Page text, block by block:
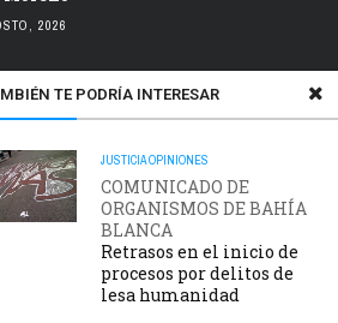
TE PODRÍA INTERESAR
JUSTICIAOPINIONES
COMUNICADO DE
ORGANISMOS DE BAHÍA
BLANCA
Retrasos en el inicio de
procesos por delitos de
lesa humanidad
2026
el Tribunal Federal 2 de Rosario
el juicio Saint Amant IV
2026
nacional en rechazo a la
de tierras, manejo del